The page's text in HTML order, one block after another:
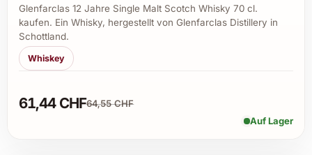
Glenfarclas 12 Jahre Single Malt Scotch Whisky 70 cl.
kaufen. Ein Whisky, hergestellt von Glenfarclas Distillery in
Schottland.
Whiskey
61,44 CHF64,55 CHF
Auf Lager